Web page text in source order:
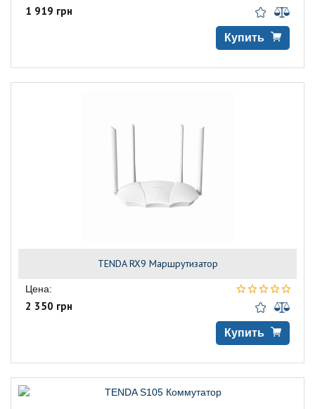
1 919 грн
Купить
TENDA RX9 Маршрутизатор
Цена:
2 350 грн
Купить